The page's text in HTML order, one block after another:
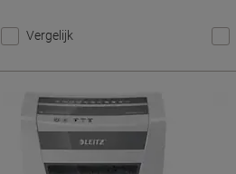
Vergelijk